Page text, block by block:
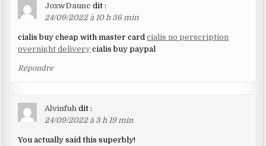
JoxwDaunc dit :
24/09/2022 à 10 h 36 min
cialis buy cheap with master cardcialis no perscription
overnight delivery cialis buy paypal
Répondre
Alvinfuh dit :
24/09/2022 à 3 h 19 min
You actually said this superbly!